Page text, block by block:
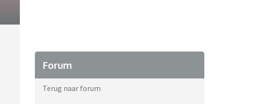
Forum
Terug naar forum